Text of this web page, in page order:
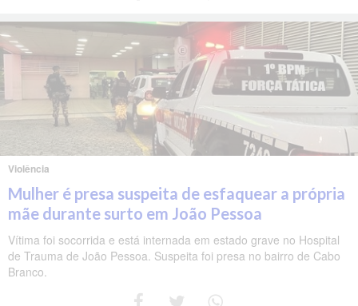
Violência
Mulher é presa suspeita de esfaquear a própria
mãe durante surto em João Pessoa
Vítima foi socorrida e está internada em estado grave no Hospital
de Trauma de João Pessoa. Suspeita foi presa no bairro de Cabo
Branco.